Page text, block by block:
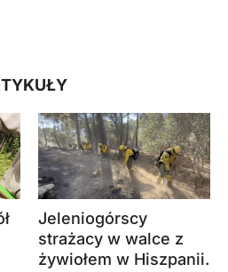
Jeleniogórscy
strażacy w walce z
żywiołem w Hiszpanii.